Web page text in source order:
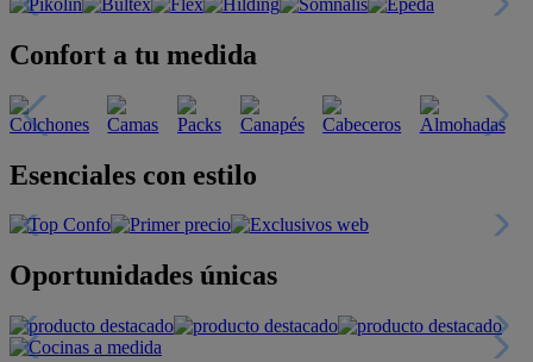
Confort a tu medida
Esenciales con estilo
Oportunidades únicas